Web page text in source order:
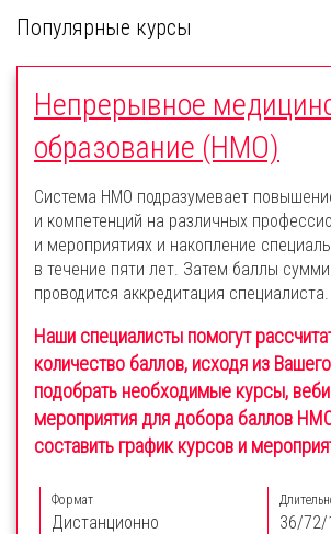
Популярные курсы
Непрерывное
образование (НМО)
Система НМО подразумевает
и компетенций на различных
и мероприятиях и накопление
в течение пяти лет. Затем баллы
проводится аккредитация специалиста.
Наши специалисты помогут
количество баллов, исходя из
подобрать необходимые курсы,
мероприятия для добора баллов
составить график курсов и
Формат
Дистанционно 36/72/